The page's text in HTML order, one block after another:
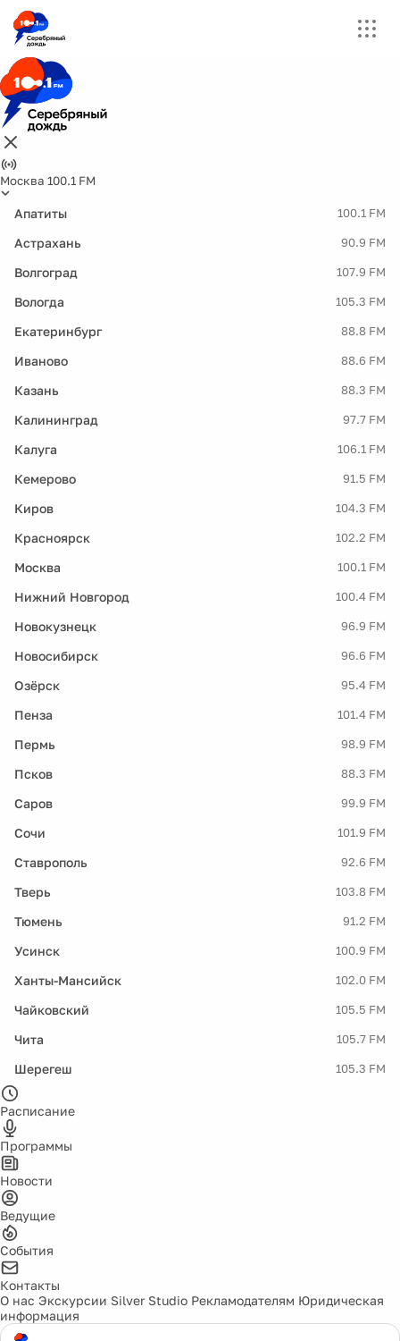
Москва 100.1 FM
Апатиты 100.1 FM
Астрахань 90.9 FM
Волгоград 107.9 FM
Вологда 105.3 FM
Екатеринбург 88.8 FM
Иваново 88.6 FM
Казань 88.3 FM
Калининград 97.7 FM
Калуга 106.1 FM
Кемерово 91.5 FM
Киров 104.3 FM
Красноярск 102.2 FM
Москва 100.1 FM
Нижний Новгород 100.4 FM
Новокузнецк 96.9 FM
Новосибирск 96.6 FM
Озёрск 95.4 FM
Пенза 101.4 FM
Пермь 98.9 FM
Псков 88.3 FM
Саров 99.9 FM
Сочи 101.9 FM
Ставрополь 92.6 FM
Тверь 103.8 FM
Тюмень 91.2 FM
Усинск 100.9 FM
Ханты-Мансийск 102.0 FM
Чайковский 105.5 FM
Чита 105.7 FM
Шерегеш 105.3 FM
Расписание
Программы
Новости
Ведущие
События
Контакты
О нас Экскурсии Silver Studio Рекламодателям Юридическая
информация